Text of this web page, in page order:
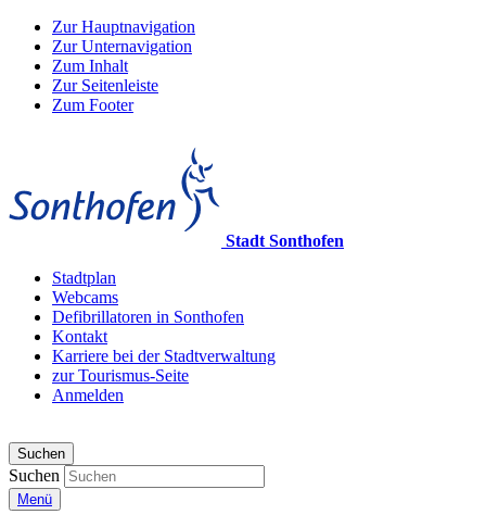
Zur Hauptnavigation
Zur Unternavigation
Zum Inhalt
Zur Seitenleiste
Zum Footer
Stadt Sonthofen
Stadtplan
Webcams
Defibrillatoren in Sonthofen
Kontakt
Karriere bei der Stadtverwaltung
zur Tourismus-Seite
Anmelden
Suchen
Suchen
Menü